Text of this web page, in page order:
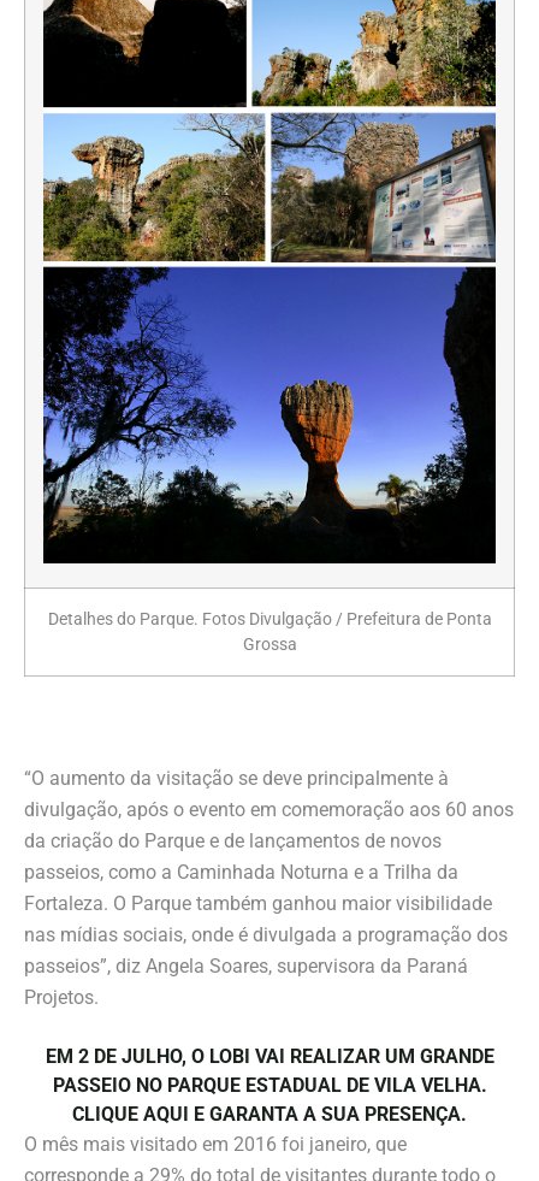
Detalhes do Parque. Fotos Divulgação / Prefeitura de Ponta
Grossa
“O aumento da visitação se deve principalmente à
divulgação, após o evento em comemoração aos 60 anos
da criação do Parque e de lançamentos de novos
passeios, como a Caminhada Noturna e a Trilha da
Fortaleza. O Parque também ganhou maior visibilidade
nas mídias sociais, onde é divulgada a programação dos
passeios”, diz Angela Soares, supervisora da Paraná
Projetos.
EM 2 DE JULHO, O LOBI VAI REALIZAR UM GRANDE
PASSEIO NO PARQUE ESTADUAL DE VILA VELHA.
CLIQUE AQUI E GARANTA A SUA PRESENÇA.
O mês mais visitado em 2016 foi janeiro, que
corresponde a 29% do total de visitantes durante todo o